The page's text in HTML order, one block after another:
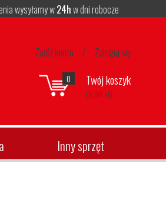
wysyłamy w24hw dni robocze
Załóż konto / Zaloguj się
0 Twój koszyk
(0,00 zł)
Inny sprzęt